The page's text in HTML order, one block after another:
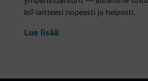
IoT-laitteesi nopeasti ja helposti.
Lue lisää